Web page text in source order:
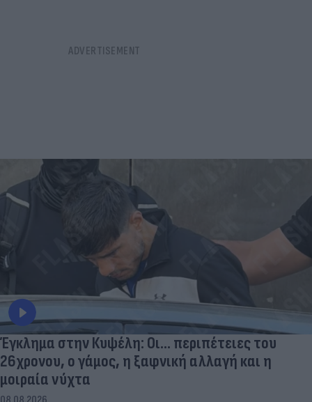
Έγκλημα στην Κυψέλη: Οι... περιπέτειες του
26χρονου, ο γάμος, η ξαφνική αλλαγή και η
μοιραία νύχτα